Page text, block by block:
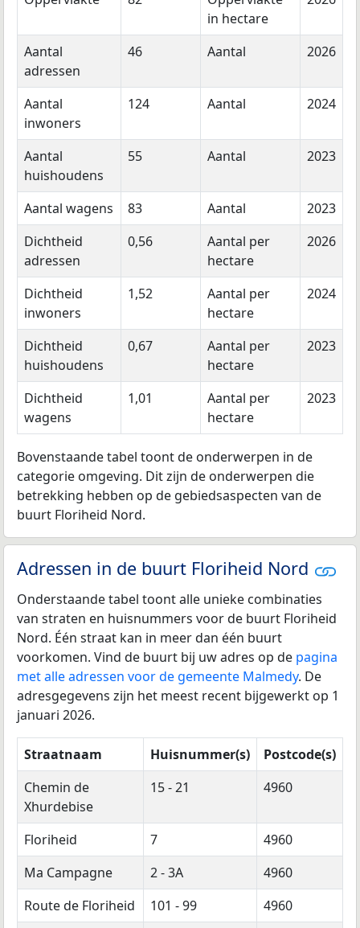
in hectare
Aantal
adressen
46 Aantal 2026
Aantal
inwoners
124 Aantal 2024
Aantal
huishoudens
55 Aantal 2023
Aantal wagens 83 Aantal
2023
Dichtheid
adressen
0,56
Aantal per
hectare
2026
Dichtheid
inwoners
1,52
Aantal per
hectare
2024
Dichtheid
huishoudens
0,67
Aantal per
hectare
2023
Dichtheid
wagens
1,01
Aantal per
hectare
2023
Bovenstaande tabel toont de onderwerpen in de
categorie omgeving. Dit zijn de onderwerpen die
betrekking hebben op de gebiedsaspecten van de
buurt Floriheid Nord.
Adressen in de buurt Floriheid Nord
Onderstaande tabel toont alle unieke combinaties
van straten en huisnummers voor de buurt Floriheid
Nord. Één straat kan in meer dan één buurt
voorkomen. Vind de buurt bij uw adres op de pagina
met alle adressen voor de gemeente Malmedy. De
adresgegevens zijn het meest recent bijgewerkt op 1
januari 2026.
Straatnaam Huisnummer(s)
Postcode(s)
Chemin de
Xhurdebise
15 - 21 4960
Floriheid 7
4960
Ma Campagne
2 - 3A
4960
Route de Floriheid
101 - 99
4960